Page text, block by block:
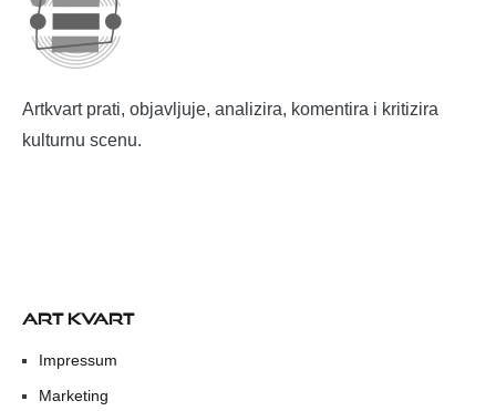
Artkvart prati, objavljuje, analizira, komentira i kritizira
kulturnu scenu.
ART KVART
Impressum
Marketing